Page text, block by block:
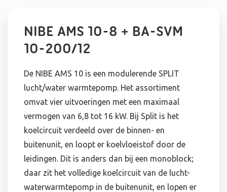
NIBE AMS 10-8 + BA-SVM
10-200/12
De NIBE AMS 10 is een modulerende SPLIT
lucht/water warmtepomp. Het assortiment
omvat vier uitvoeringen met een maximaal
vermogen van 6,8 tot 16 kW. Bij Split is het
koelcircuit verdeeld over de binnen- en
buitenunit, en loopt er koelvloeistof door de
leidingen. Dit is anders dan bij een monoblock;
daar zit het volledige koelcircuit van de lucht-
waterwarmtepomp in de buitenunit, en lopen er